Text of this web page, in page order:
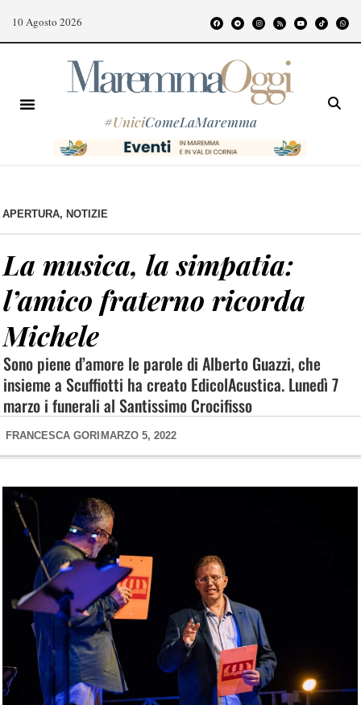
10 Agosto 2026
#UniciComeLaMaremma
APERTURA, NOTIZIE
La musica, la simpatia:
l’amico fraterno ricorda
Michele
Sono piene d’amore le parole di Alberto Guazzi, che
insieme a Scuffiotti ha creato EdicolAcustica. Lunedì 7
marzo i funerali al Santissimo Crocifisso
FRANCESCA GORI MARZO 5, 2022